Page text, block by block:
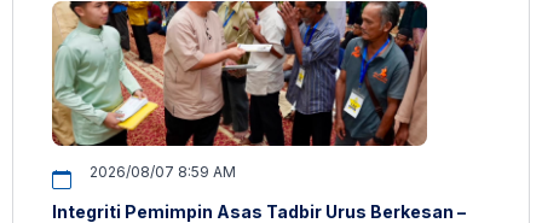
2026/08/07 8:59 AM
Integriti Pemimpin Asas Tadbir Urus Berkesan –